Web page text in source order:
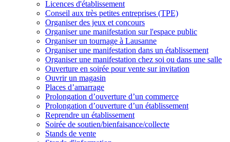
Licences d'établissement
Conseil aux très petites entreprises (TPE)
Organiser des jeux et concours
Organiser une manifestation sur l'espace public
Organiser un tournage à Lausanne
Organiser une manifestation dans un établissement
Organiser une manifestation chez soi ou dans une salle
Ouverture en soirée pour vente sur invitation
Ouvrir un magasin
Places d’amarrage
Prolongation d’ouverture d’un commerce
Prolongation d’ouverture d’un établissement
Reprendre un établissement
Soirée de soutien/bienfaisance/collecte
Stands de vente